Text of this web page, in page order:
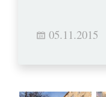
05.11.2015